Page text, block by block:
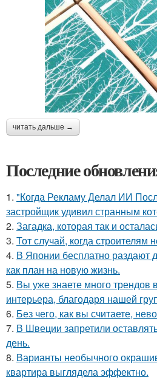
читать дальше →
Последние
1. "Когда Рекламу Делал ИИ
застройщик удивил странным
2. Загадка, которая так и
3. Тот случай, когда строителям
4. В Японии бесплатно раздают
как план на новую жизнь.
5. Вы уже знаете много трендов
интерьера, благодаря нашей
6. Без чего, как вы считаете,
7. В Швеции запретили
день.
8. Варианты необычного
квартира выглядела эффектно.